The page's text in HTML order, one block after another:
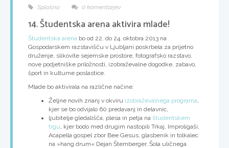
Splošno 0 komentarjev
14. Študentska arena aktivira mlade!
Študentska arena bo od 22. do 24. oktobra 2013 na
Gospodarskem razstavišču v Ljubljani poskrbela za prijetno
druženje, slikovite sejemske prostore, fotografsko razstavo,
nove podjetniške priložnosti, izobraževalne dogodke, zabavo,
šport in kulturne poslastice.
Mlade bo aktivirala na različne načine:
Željne novih znanj v okviru izobraževalnega programa,
kjer se bo odvijalo 60 predavanj in delavnic,
ljubitelje gledališča, plesa in petja na študentskem
trgu, kjer bodo med drugim nastopili Trkaj, Improligaši,
Acapella gospel zbor Bee Gesus, glasbenik in tolkalec
na »hang drum« Dejan Štemberger, Šola uličnega